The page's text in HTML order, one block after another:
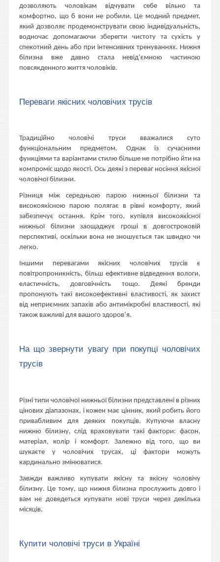
дозволяють чоловікам відчувати себе вільно та
комфортно, що б вони не робили. Це модний предмет,
який дозволяє продемонструвати свою індивідуальність,
водночас допомагаючи зберегти чистоту та сухість у
спекотний день або при інтенсивних тренуваннях. Нижня
білизна вже давно стала невід’ємною частиною
повсякденного життя чоловіків.
Переваги якісних чоловічих трусів
Традиційно чоловічі труси вважалися суто
функціональним предметом. Однак із сучасними
функціями та варіантами стилю більше не потрібно йти на
компроміс щодо якості. Ось деякі з переваг носіння якісної
чоловічої білизни.
Різниця між середньою парою нижньої білизни та
високоякісною парою полягає в рівні комфорту, який
забезпечує остання. Крім того, купівля високоякісної
нижньої білизни заощаджує гроші в довгостроковій
перспективі, оскільки вона не зношується так швидко чи
легко.
Іншими перевагами якісних чоловічих трусів є
повітропроникність, більш ефективне відведення вологи,
еластичність, довговічність тощо. Деякі бренди
пропонують такі високоефективні властивості, як захист
від неприємних запахів або антимікробні властивості, які
також важливі для вашого здоров’я.
На що звернути увагу при покупці чоловічих
трусів
Різні типи чоловічої нижньої білизни представлені в різних
цінових діапазонах, і кожен має цінник, який робить його
привабливим для деяких покупців. Купуючи власну
нижню білизну, слід враховувати такі фактори: фасон,
матеріал, колір і комфорт. Залежно від того, що ви
шукаєте у чоловічих трусах, ці фактори можуть
кардинально змінюватися.
Завжди важливо купувати якісну та якісну чоловічу
білизну. Це тому, що нижня білизна прослужить довго і
вам не доведеться купувати нові труси через декілька
місяців.
Купити чоловічі труси в Україні